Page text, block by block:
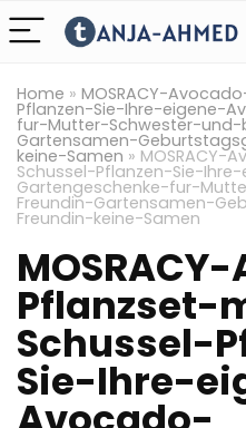
Home » MOSRACY-
Pflanzen-Sie-Ihre-eigene-
fur-Mutter-Schwester-
Gartensamen-
keine-Samen » MOSRACY-
Schussel-Pflanzen-Sie-
Gartengeschenke-fur-
Freundin-Gartensamen-
Freundin-keine-Samen
Pflanzset-
Schussel-
Sie-Ihre-